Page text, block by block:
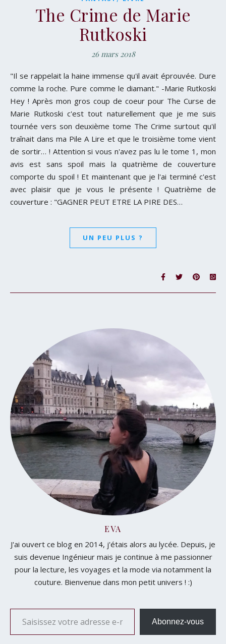
The Crime de Marie
Rutkoski
26 mars 2018
"Il se rappelait la haine immense qu'il avait éprouvée. Dure
comme la roche. Pure comme le diamant." -Marie Rutkoski
Hey ! Après mon gros coup de coeur pour The Curse de
Marie Rutkoski c'est tout naturellement que je me suis
tournée vers son deuxième tome The Crime surtout qu'il
traînait dans ma Pile A Lire et que le troisième tome vient
de sortir… ! Attention si vous n'avez pas lu le tome 1, mon
avis est sans spoil mais la quatrième de couverture
comporte du spoil ! Et maintenant que je l'ai terminé c'est
avec plaisir que je vous le présente ! Quatrième de
couverture : "GAGNER PEUT ETRE LA PIRE DES…
UN PEU PLUS ?
EVA
J'ai ouvert ce blog en 2014, j'étais alors au lycée. Depuis, je
suis devenue Ingénieur mais je continue à me passionner
pour la lecture, les voyages et la mode via notamment la
couture. Bienvenue dans mon petit univers ! :)
Saisissez votre adresse e-mail…
Abonnez-vous